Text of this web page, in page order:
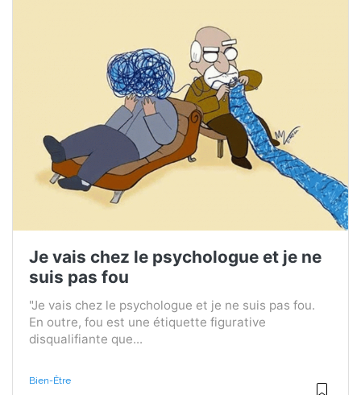
Je vais chez le psychologue et je ne
suis pas fou
"Je vais chez le psychologue et je ne suis pas fou.
En outre, fou est une étiquette figurative
disqualifiante que...
Bien-Être